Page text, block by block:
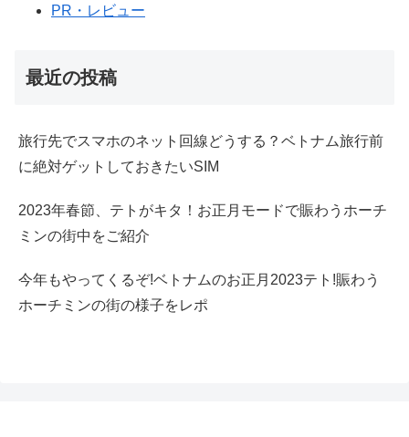
PR・レビュー
最近の投稿
旅行先でスマホのネット回線どうする？ベトナム旅行前
に絶対ゲットしておきたいSIM
2023年春節、テトがキタ！お正月モードで賑わうホーチ
ミンの街中をご紹介
今年もやってくるぞ!ベトナムのお正月2023テト!賑わう
ホーチミンの街の様子をレポ